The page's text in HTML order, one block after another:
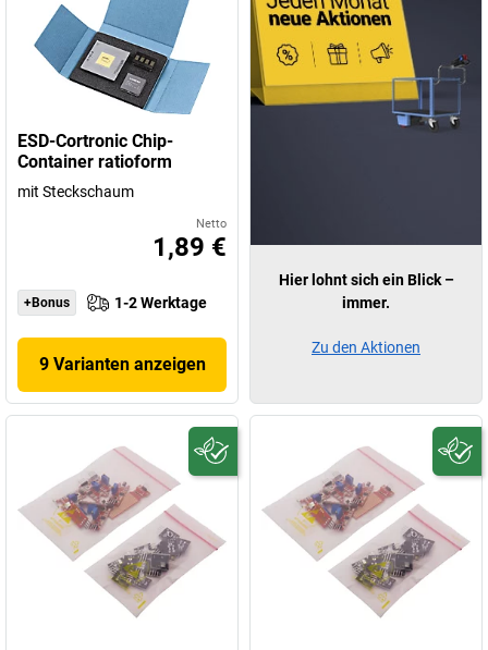
ESD-Cortronic Chip-
Container ratioform
mit Steckschaum
Netto
1,89 €
+Bonus 1-2 Werktage
9 Varianten anzeigen
Hier lohnt sich ein Blick –
immer.
Zu den Aktionen